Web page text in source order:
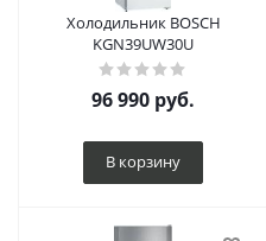
Холодильник BOSCH
KGN39UW30U
96 990 руб.
В корзину